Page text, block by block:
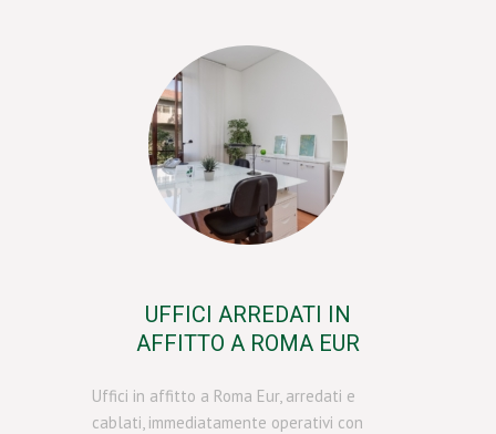
UFFICI ARREDATI IN
AFFITTO A ROMA EUR
Uffici in affitto a Roma Eur, arredati e
cablati, immediatamente operativi con